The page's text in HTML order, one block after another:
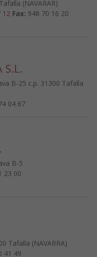
(NAVARAR)
12 Fax: 948 70 16 20
S.L.
B-25 c.p. 31300 Tafalla
04 67
B-5
23 00
Tafalla (NAVARRA)
41 49